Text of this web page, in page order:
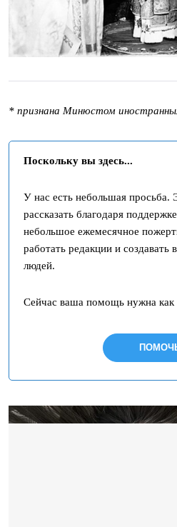
* признана Минюстом
Поскольку вы здесь...
У нас есть небольшая просьба.
рассказать благодаря
небольшое ежемесячное
работать редакции и
людей.
Сейчас ваша помощь нужна как